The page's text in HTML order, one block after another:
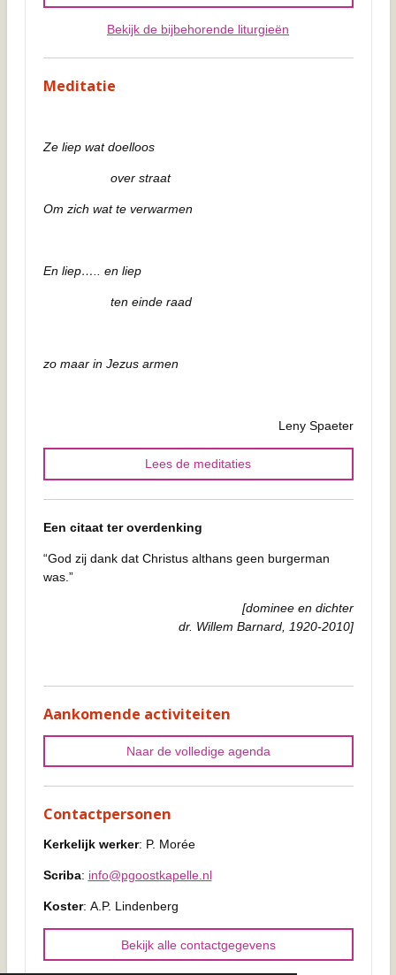
Bekijk de bijbehorende liturgieën
Meditatie
Ze liep wat doelloos
over straat
Om zich wat te verwarmen
En liep….. en liep
ten einde raad
zo maar in Jezus armen
Leny Spaeter
Lees de meditaties
Een citaat ter overdenking
“God zij dank dat Christus althans geen burgerman
was.”
[dominee en dichter
dr. Willem Barnard, 1920-2010]
Aankomende activiteiten
Naar de volledige agenda
Contactpersonen
Kerkelijk werker: P. Morée
Scriba: info@pgoostkapelle.nl
Koster: A.P. Lindenberg
Bekijk alle contactgegevens